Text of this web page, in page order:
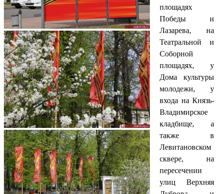
площадях
Победы и
Лазарева, на
Театральной и
Соборной
площадях, у
Дома культуры
молодежи, у
входа на Князь-
Владимирское
кладбище, а
также в
Левитановском
сквере, на
пересечении
улиц Верхняя